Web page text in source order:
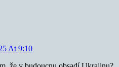
At 9:10